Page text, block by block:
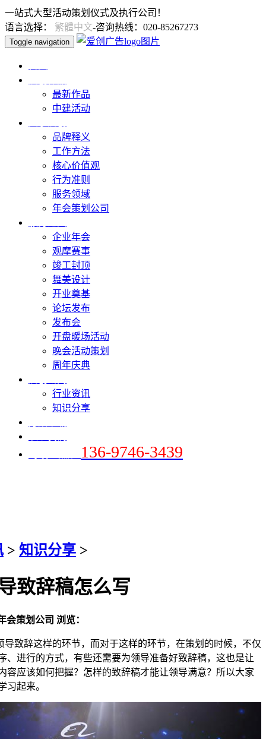
一站式大型活动策划仪式及执行公司！
语言选择： 繁體中文-咨询热线：020-85267273
Toggle navigation
最新作品
中建活动
品牌释义
工作方法
核心价值观
行为准则
服务领域
年会策划公司
企业年会
观摩赛事
竣工封顶
舞美设计
开业奠基
论坛发布
发布会
开盘暖场活动
晚会活动策划
周年庆典
行业资讯
知识分享
136-9746-3439
> 知识分享 >
致辞稿怎么写
会策划公司 浏览：
辞这样的环节，而对于这样的环节，在策划的时候，不仅
、进行的方式，有些还需要为领导准备好致辞稿，这也是让
容应该如何把握？怎样的致辞稿才能让领导满意？所以大家
习起来。